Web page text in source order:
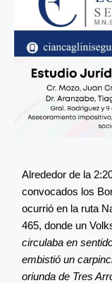
Alrededor de la
convocados los
ocurrió en la ruta
465, donde un
circulaba en
embistió un
oriunda de Tres